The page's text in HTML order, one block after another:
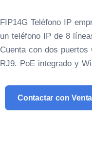
FIP14G Teléfono IP
un teléfono IP de 8
Cuenta con dos
RJ9. PoE integrado y
Contactar con